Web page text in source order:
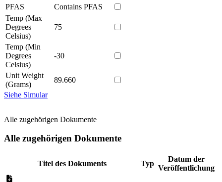
PFAS
Contains PFAS
Temp (Max
Degrees
Celsius)
75
Temp (Min
Degrees
Celsius)
-30
Unit Weight
(Grams)
89.660
Siehe Simular
Alle zugehörigen Dokumente
Alle zugehörigen Dokumente
Titel des Dokuments Typ
Datum der
Veröffentlichung